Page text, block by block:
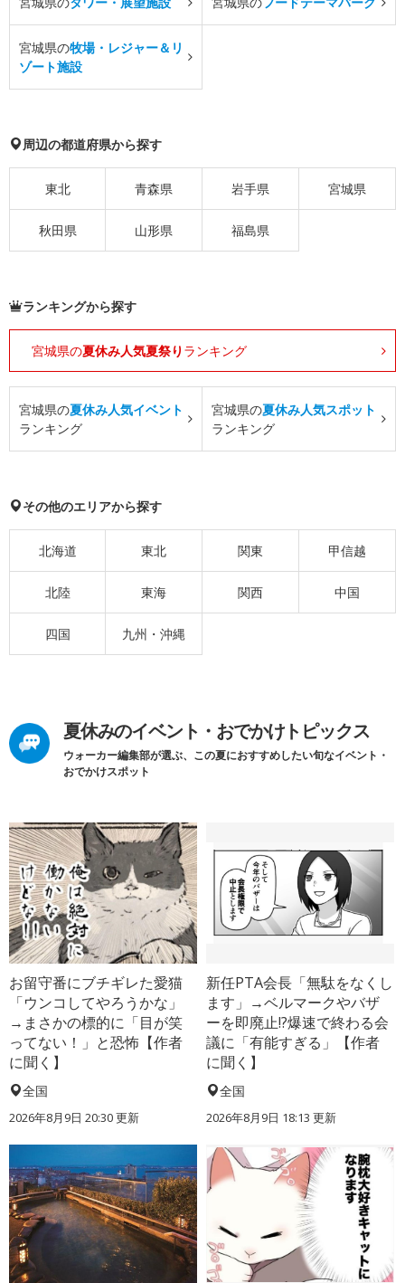
宮城県の牧場・レジャー＆リ
ゾート施設
周辺の都道府県から探す
東北 青森県 岩手県 宮城県
秋田県 山形県 福島県
ランキングから探す
宮城県の夏休み人気夏祭り ランキング
宮城県の夏休み人気イベント
ランキング
宮城県の夏休み人気スポット
ランキング
その他のエリアから探す
北海道 東北 関東 甲信越
北陸 東海 関西 中国
四国 九州・沖縄
夏休みのイベント・おでかけトピックス
ウォーカー編集部が選ぶ、この夏におすすめしたい旬なイベント・
おでかけスポット
お留守番にブチギレた愛猫
「ウンコしてやろうかな」
→まさかの標的に「目が笑
ってない！」と恐怖【作者
に聞く】
全国
2026年8月9日 20:30更新
新任PTA会長「無駄をなくし
ます」→ベルマークやバザ
ーを即廃止!?爆速で終わる会
議に「有能すぎる」【作者
に聞く】
全国
2026年8月9日 18:13 更新